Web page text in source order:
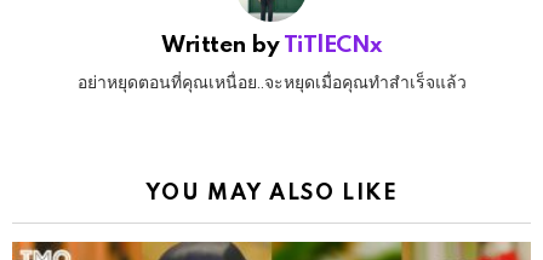
Written by TiTlECNx
อย่าหยุดตอนที่คุณเหนื่อย..จะหยุดเมื่อคุณทำสำเร็จแล้ว
YOU MAY ALSO LIKE